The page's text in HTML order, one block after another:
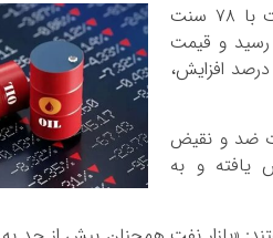
قیمت آتی نفت برنت با ۷۸ سنت
سنت در هر بشکه رسید و قیمت
آتی نفت وست تگزاس اینترمدیت آمریکا با ۸۴ سنت معادل ۰.۸۵ درصد افزایش،
ضد و نقیض
بیش از ۵.۶ درصد کاهش یافته و به